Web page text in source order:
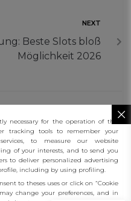
NEXT
Beste Slots bloß
Möglichkeit 2026
necessary for the operation of this
tracking tools to remember your
to measure our website
of your interests, and to send you
to deliver personalized advertising
including by using profiling.
to theses uses or click on “Cookie
change your preferences, and in